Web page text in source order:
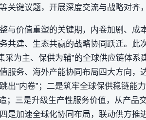
关键议题，开展深度交流与战略对齐
与价值重塑的关键期，内卷加剧、
共建、生态共赢的战略协同跃迁。此
采为主、保供为辅”的全球供应链体
服务、海外产能协同布局四大方向
出“内卷”；二是筑牢全球保供稳链能
；三是升级生产性服务价值，从产品
是加速全球化协同布局，联动供方推